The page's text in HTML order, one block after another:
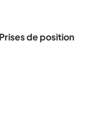
Prises de position